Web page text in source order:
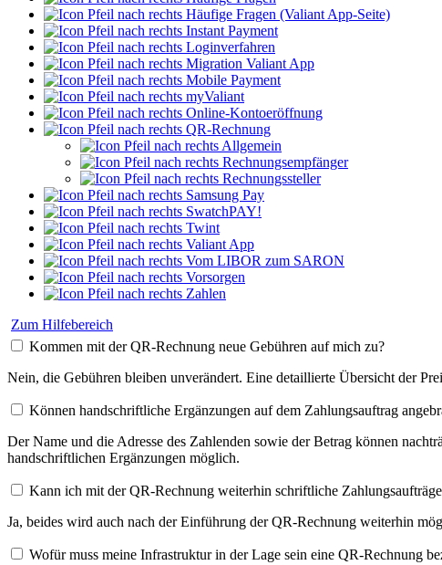
Häufige Fragen (Valiant App-Seite)
Instant Payment
Loginverfahren
Migration Valiant App
Mobile Payment
myValiant
Online-Kontoeröffnung
QR-Rechnung
Allgemein
Rechnungsempfänger
Rechnungssteller
Samsung Pay
SwatchPAY!
Twint
Valiant App
Vom LIBOR zum SARON
Vorsorgen
Zahlen
Zum Hilfebereich
Kommen mit der QR-Rechnung neue Gebühren auf mich zu?
Nein, die Gebühren bleiben unverändert. Eine detaillierte Übersicht der
Können handschriftliche Ergänzungen auf dem Zahlungsauftrag
Der Name und die Adresse des Zahlenden sowie der Betrag können
handschriftlichen Ergänzungen möglich.
Kann ich mit der QR-Rechnung weiterhin schriftliche
Ja, beides wird auch nach der Einführung der QR-Rechnung weiterhin
Wofür muss meine Infrastruktur in der Lage sein eine QR-Rechnung